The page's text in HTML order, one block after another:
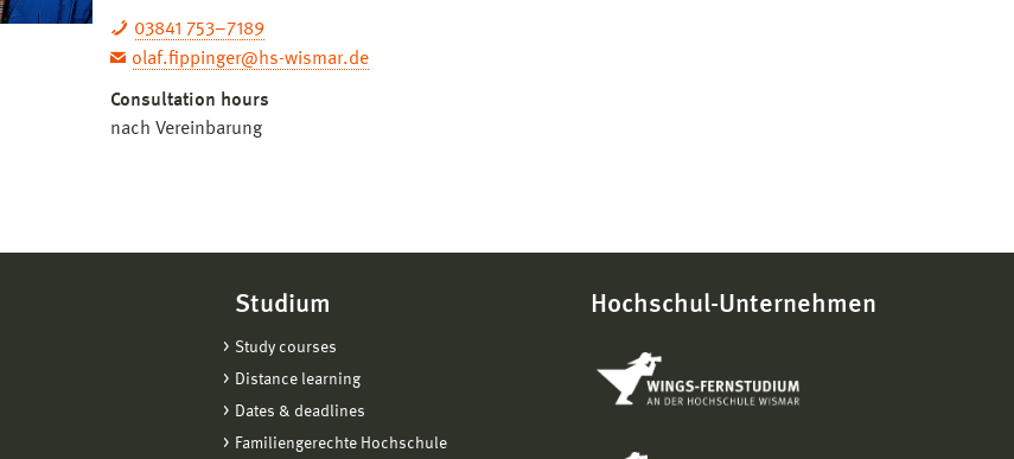
03841 753–7189
olaf.fippinger@hs-wismar.de
Consultation hours
nach Vereinbarung
Studium
Study courses
Distance learning
Dates & deadlines
Familiengerechte Hochschule
Hochschul-Unternehmen